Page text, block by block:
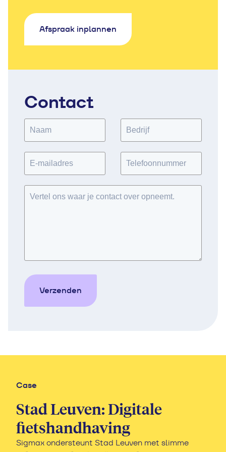
Afspraak inplannen
Contact
Verzenden
Case
Gemeente Utrecht:
Fietshandhaving
Sigmax ondersteunt Utrecht bij digitale
Case
Stad Leuven: Digitale
fietshandhaving
Sigmax ondersteunt Stad Leuven met slimme
Case
Gemeente Amsterdam:
Fietshandhaving
De gemeente Amsterdam heeft het proces van